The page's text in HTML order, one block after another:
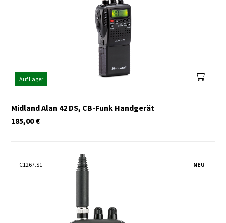
Auf Lager
Midland Alan 42 DS, CB-Funk Handgerät
€
185,00
NEU
C1267.S1